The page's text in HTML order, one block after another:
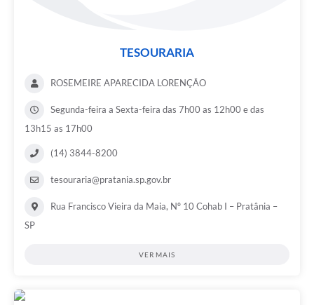
TESOURARIA
ROSEMEIRE APARECIDA LORENÇÃO
Segunda-feira a Sexta-feira das 7h00 as 12h00 e das
13h15 as 17h00
(14) 3844-8200
tesouraria@pratania.sp.gov.br
Rua Francisco Vieira da Maia, Nº 10 Cohab I – Pratânia –
SP
VER MAIS